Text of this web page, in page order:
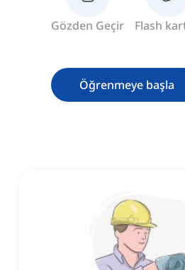
Gözden Geçir Flash
Öğrenmeye başla